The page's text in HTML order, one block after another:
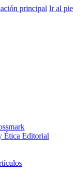
principal Ir al pie
Ética Editorial